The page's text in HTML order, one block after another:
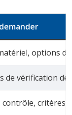
options
de vérification
contrôle, critères